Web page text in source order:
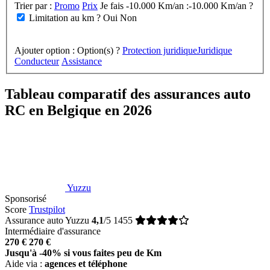
Trier par : Promo Prix Je fais -10.000 Km/an :-10.000 Km/an ?
Limitation au km ? Oui Non
Ajouter option : Option(s) ? Protection juridiqueJuridique
Conducteur Assistance
Tableau comparatif des assurances auto
RC en Belgique en 2026
Yuzzu
Sponsorisé
Score Trustpilot
Assurance auto Yuzzu 4,1/5 1455
Intermédiaire d'assurance
270 € 270 €
Jusqu'à -40% si vous faites peu de Km
Aide via : agences et téléphone